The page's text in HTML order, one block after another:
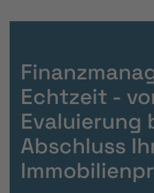
Echtzeit -
Evaluierung
Abschluss